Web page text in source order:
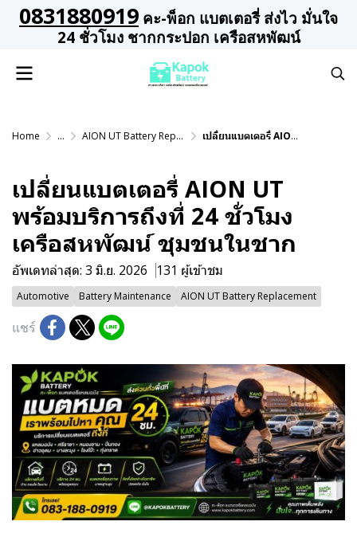
0831880919 คะ-พ็อก แบตเตอรี่ ส่งไว มั่นใจ
24 ชั่วโมง ชากกระปอก เครือสหพัฒน์
Home ... AION UT Battery Replacement เปลี่ยนแบตเตอรี่ AION UT พร้อมบริการถึงที่ 24 ชั่วโมง เครือสหพัฒน์ ชุมชนในชาก
เปลี่ยนแบตเตอรี่ AION UT
พร้อมบริการถึงที่ 24 ชั่วโมง
เครือสหพัฒน์ ชุมชนในชาก
อัพเดทล่าสุด: 3 มิ.ย. 2026 131 ผู้เข้าชม
Automotive Battery Maintenance AION UT Battery Replacement
แชร์